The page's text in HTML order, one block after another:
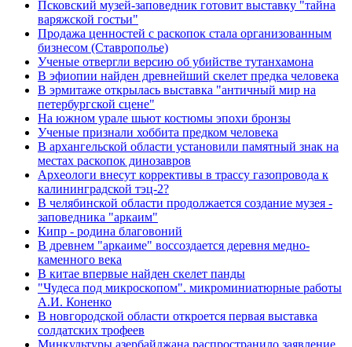
Псковский музей-заповедник готовит выставку "тайна
варяжской гостьи"
Продажа ценностей с раскопок стала организованным
бизнесом (Ставрополье)
Ученые отвергли версию об убийстве тутанхамона
В эфиопии найден древнейший скелет предка человека
В эрмитаже открылась выставка "античный мир на
петербургской сцене"
На южном урале шьют костюмы эпохи бронзы
Ученые признали хоббита предком человека
В архангельской области установили памятный знак на
местах раскопок динозавров
Археологи внесут коррективы в трассу газопровода к
калининградской тэц-2?
В челябинской области продолжается создание музея -
заповедника "аркаим"
Кипр - родина благовоний
В древнем "аркаиме" воссоздается деревня медно-
каменного века
В китае впервые найден скелет панды
"Чудеса под микроскопом". микроминиатюрные работы
А.И. Коненко
В новгородской области откроется первая выставка
солдатских трофеев
Минкультуры азеpбайджана распространило заявление